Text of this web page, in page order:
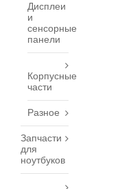
Дисплеи
и
сенсорные
панели
Корпусные
части
Разное
Запчасти
для
ноутбуков